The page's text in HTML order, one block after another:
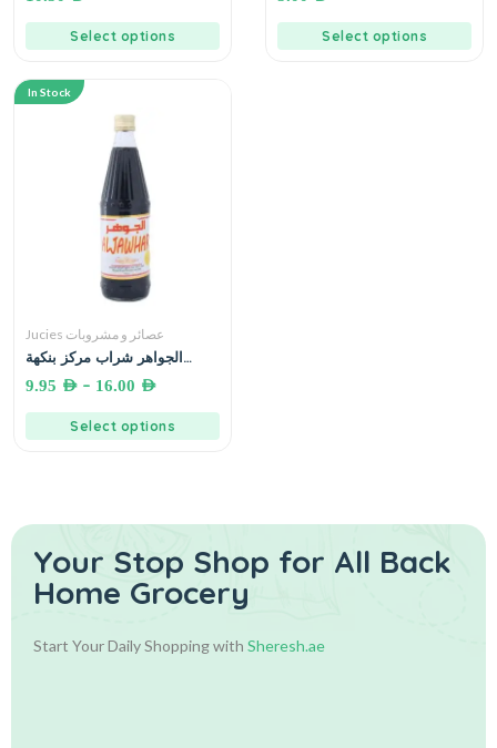
Select options Select options
In Stock
Jucies عصائر و مشروبات
الجواهر شراب مركز بنكهة
الفواكه المشكلة 710 مل
9.95 AED – 16.00 AED
Select options
Your Stop Shop for All Back
Home Grocery
Start Your Daily Shopping with Sheresh.ae